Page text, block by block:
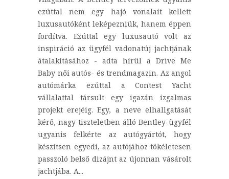
ezúttal nem egy hajó vonalait kellett
luxusautóként leképezniük, hanem éppen
fordítva. Ezúttal egy luxusautó volt az
inspiráció az ügyfél vadonatúj jachtjának
átalakításához - adta hírül a Drive Me
Baby női autós- és trendmagazin. Az angol
autómárka ezúttal a Contest Yacht
vállalattal társult egy igazán izgalmas
projekt erejéig. Egy, a neve elhallgatását
kérő, nagy tiszteletben álló Bentley-ügyfél
ugyanis felkérte az autógyártót, hogy
készítsen egyedi, az autójához tökéletesen
passzoló belső dizájnt az újonnan vásárolt
jachtjába. A...